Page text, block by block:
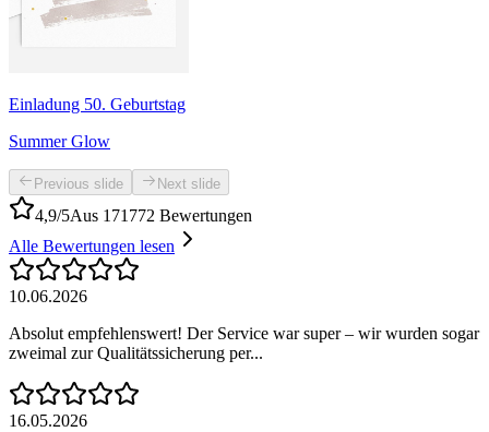
Einladung 50. Geburtstag
Summer Glow
Previous slide Next slide
4,9/5Aus 171772 Bewertungen
Alle Bewertungen lesen
10.06.2026
Absolut empfehlenswert! Der Service war super – wir wurden sogar
zweimal zur Qualitätssicherung per...
16.05.2026